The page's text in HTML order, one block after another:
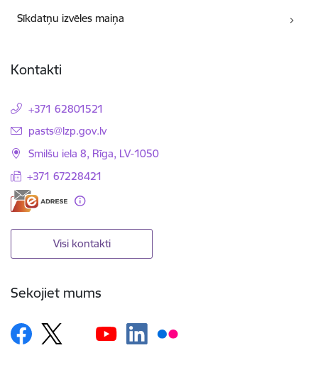
Sīkdatņu izvēles maiņa
Kontakti
+371 62801521
E-pasts:
pasts@lzp.gov.lv
Smilšu iela 8, Rīga, LV-1050
+371 67228421
Visi kontakti
Sekojiet mums